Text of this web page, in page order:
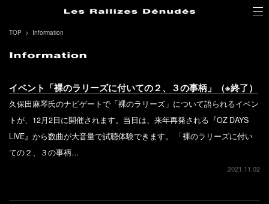
TOP Information
イベント「裸のラリーズに付いての２、３の事柄」（※終了）
久保田麻琴氏のナビゲートで「裸のラリーズ」について語られるイベン
トが、12月2日に開催されます。当日は、来年再発される『OZ DAYS
LIVE』から数曲が大音量で試聴体験できます。 「裸のラリーズに付い
ての２、３の事柄…
2021.11.02